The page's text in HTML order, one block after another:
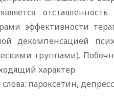
является
эффективности
декомпенсацией
группами).
характер.
пароксетин,